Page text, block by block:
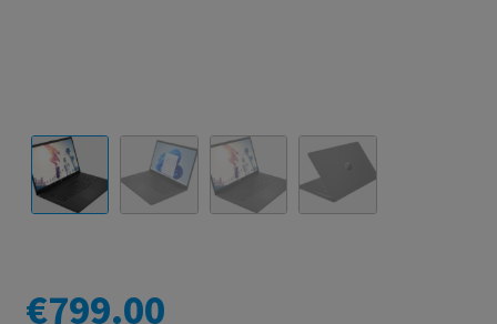
€799.00